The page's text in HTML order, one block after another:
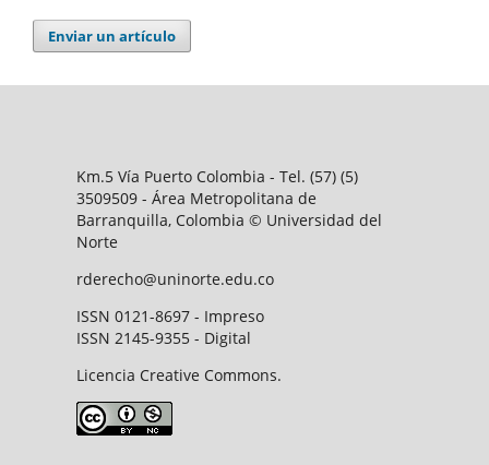
Enviar un artículo
Km.5 Vía Puerto Colombia - Tel. (57) (5)
3509509 - Área Metropolitana de
Barranquilla, Colombia © Universidad del
Norte
rderecho@uninorte.edu.co
ISSN 0121-8697 - Impreso
ISSN 2145-9355 - Digital
Licencia Creative Commons.